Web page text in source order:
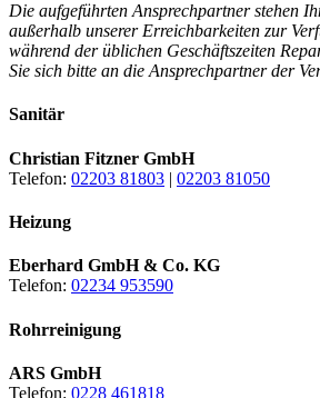
Die aufgeführten Ansprechpartner stehen
außerhalb unserer Erreichbarkeiten zur
während der üblichen Geschäftszeiten
Sie sich bitte an die Ansprechpartner der
Sanitär
Christian Fitzner GmbH
Telefon: 02203 81803 | 02203 81050
Heizung
Eberhard GmbH & Co. KG
Telefon: 02234 953590
Rohrreinigung
ARS GmbH
Telefon: 0228 461818